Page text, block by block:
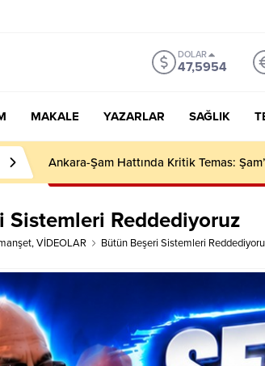
DOLAR
47,5954
MAKALE YAZARLAR SAĞLIK
İCRA DOSYALARI HIZLA ARTIYOR
Sistemleri Reddediyoruz
,VİDEOLAR Bütün Beşeri Sistemleri